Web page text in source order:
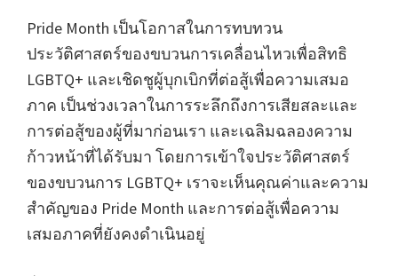
Pride Month เป็นโอกาสในการทบทวน
ประวัติศาสตร์ของขบวนการเคลื่อนไหวเพื่อสิทธิ
LGBTQ+ และเชิดชูผู้บุกเบิกที่ต่อสู้เพื่อความเสมอ
ภาค เป็นช่วงเวลาในการระลึกถึงการเสียสละและ
การต่อสู้ของผู้ที่มาก่อนเรา และเฉลิมฉลองความ
ก้าวหน้าที่ได้รับมา โดยการเข้าใจประวัติศาสตร์
ของขบวนการ LGBTQ+ เราจะเห็นคุณค่าและความ
สำคัญของ Pride Month และการต่อสู้เพื่อความ
เสมอภาคที่ยังคงดำเนินอยู่